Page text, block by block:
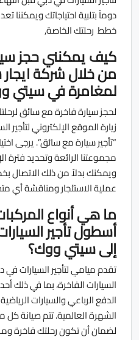
دوماً بتلبية احتياجاتك ويمكننا
خطط رحلتك الخاصة,
كيف يمكنني حجز
من خلال شركة
لمغامرة في سيتي
لحجز سيارة فاخرة مع سائق
زيارة الموقع الإلكتروني
“تأجير سيارة مع سائق”. يرجى
مجموعتنا الرائعة وتحديد فترة
ويمكنك بدلاً من ذلك الاتصال
عملية الاستئجار ومناقشة أي
ما هي أنواع
أسطول تأجير
إلى سيتي ووك؟
تقدم ميامي لتأجير
السيارات الفاخرة، بما في ذلك
الدفع الرباعي والسيارات
الشهرة العالمية. تتم صيانة كل
لضمان أن تكون رحلتك فاخرة